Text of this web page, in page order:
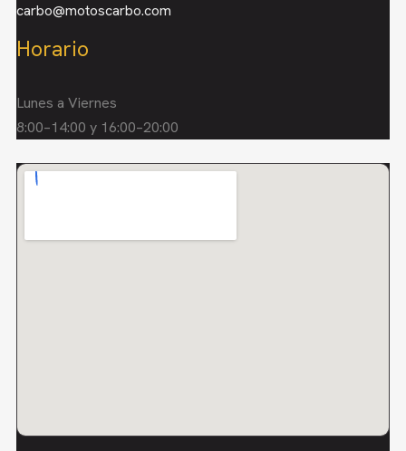
carbo@motoscarbo.com
Horario
Lunes a Viernes
8:00–14:00 y 16:00–20:00